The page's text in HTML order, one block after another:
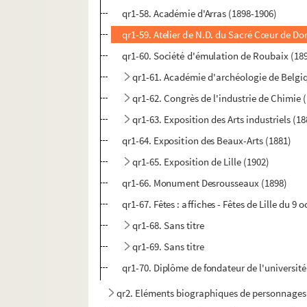
qr1-58. Académie d'Arras (1898-1906)
qr1-59. Atelier de N.D. du Sacré Cœur de
qr1-60. Société d'émulation de Roubaix
qr1-61. Académie d'archéologie de
qr1-62. Congrès de l'industrie de Chimie
qr1-63. Exposition des Arts industriels
qr1-64. Exposition des Beaux-Arts (1881)
qr1-65. Exposition de Lille (1902)
qr1-66. Monument Desrousseaux (1898)
qr1-67. Fêtes : affiches - Fêtes de Lille du 9
qr1-68. Sans titre
qr1-69. Sans titre
qr1-70. Diplôme de fondateur de
qr2. Eléments biographiques de personnages